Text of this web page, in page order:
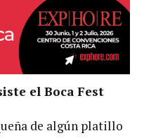
el Boca Fest
de algún platillo